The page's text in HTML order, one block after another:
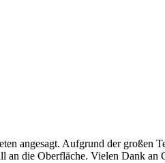
angesagt. Aufgrund der
die Oberfläche. Vielen Dank